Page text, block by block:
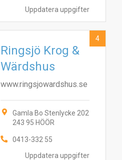
Uppdatera uppgifter
Uppdatera uppgifter
Ringsjö Krog &
Wärdshus
www.ringsjowardshus.se
Gamla Bo Stenlycke 202
243 95 HÖÖR
0413-332 55
4